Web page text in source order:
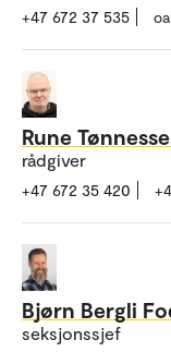
+47 672 37 535
Rune
rådgiver
+47 672 35 420
Bjørn Bergli
seksjonssjef